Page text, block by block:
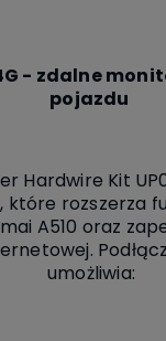
- zdalne
pojazdu
Hardwire Kit
które rozszerza
A510 oraz
umożliwia: